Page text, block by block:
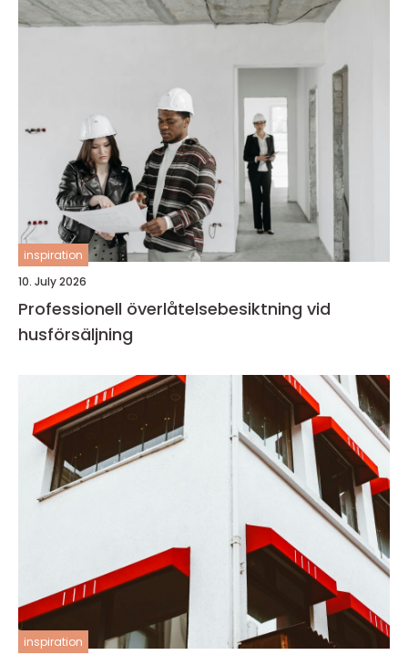
inspiration
10. July 2026
Professionell överlåtelsebesiktning vid
husförsäljning
inspiration